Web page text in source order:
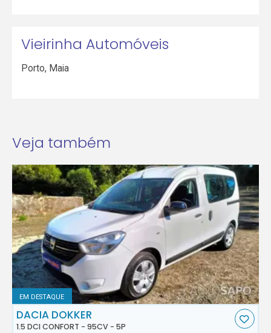
Vieirinha Automóveis
Porto, Maia
Veja também
EM DESTAQUE
DACIA DOKKER
1.5 DCI CONFORT - 95CV - 5P